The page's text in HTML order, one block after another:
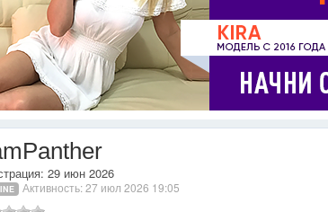
29 июн 2026
Активность: 27 июл 2026 19:05